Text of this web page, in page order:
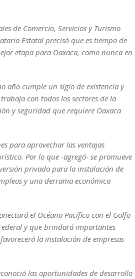
de Comercio, Servicios y Turismo
Estatal precisó que es tiempo de
etapa para Oaxaca, como nunca en
año cumple un siglo de existencia y
con todos los sectores de la
y seguridad que requiere Oaxaca
para aprovechar las ventajas
Por lo que -agregó- se promueve
privada para la instalación de
y una derrama económica
el Océano Pacífico con el Golfo
y que brindará importantes
la instalación de empresas
las oportunidades de desarrollo